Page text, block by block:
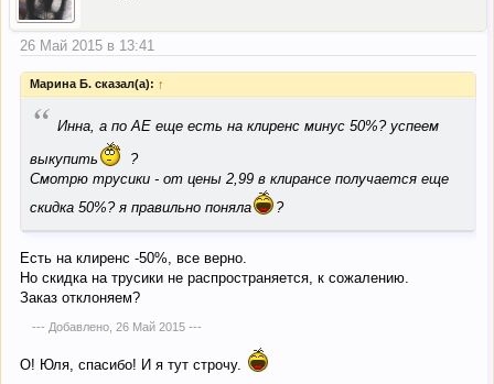
26 Май 2015 в 13:41
Марина Б. сказал(а): ↑
“ Инна, а по АЕ еще есть на клиренс минус 50%? успеем
выкупить
?
Смотрю трусики - от цены 2,99 в клирансе получается еще
скидка 50%? я правильно поняла
?
Есть на клиренс -50%, все верно.
Но скидка на трусики не распространяется, к сожалению.
Заказ отклоняем?
--- Добавлено, 26 Май 2015---
О! Юля, спасибо! И я тут строчу.